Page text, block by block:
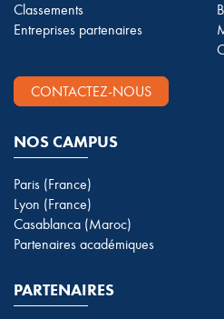
Classements
Entreprises partenaires
CONTACTEZ-NOUS
NOS CAMPUS
Paris (France)
Lyon (France)
Casablanca (Maroc)
Partenaires académiques
PARTENAIRES